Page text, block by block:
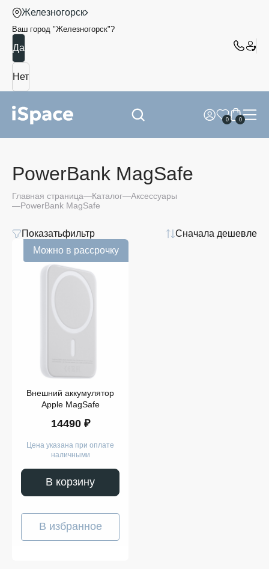
Железногорск
Ваш город "Железногорск"?
0 0
PowerBank MagSafe
Главная страница Каталог
Аксессуары
PowerBank MagSafe
Показатьфильтр
Сначала дешевле
Можно в рассрочку
Внешний аккумулятор
Apple MagSafe
14490 ₽
Цена указана при оплате
наличными
В корзину
В избранное